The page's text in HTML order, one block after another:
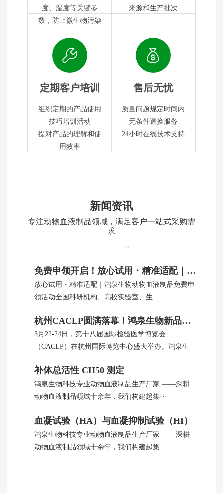
度、湿度等关键参
数，防止微生物污染
来源和生产批次
定期客户培训
组织定期的产品使用
技巧培训活动
提对产品的理解和使
用效率
售后无忧
质量问题规定时间内
无条件退换服务
24小时在线技术支持
新闻资讯
专注动物血液制品领域，满足客户一站式采购需
求
免费申领开启！放心试用・精准适配｜鸿泉生物动物血制品
放心试用・精准适配｜鸿泉生物动物血液制品免费申
领活动全国科研机构、高校实验室、生···
杭州CACLP圆满落幕！鸿泉生物新品引全球瞩目
3月22-24日，第十八届国际检验医学博览会
（CACLP）在杭州国际博览中心盛大举办。鸿泉生
补体总活性 CH50 测定
鸿泉生物科技专业动物血液制品生产厂家 ——深耕
动物血液制品领域十余年，我们构建起集···
血凝试验（HA）与血凝抑制试验（HI）
鸿泉生物科技专业动物血液制品生产厂家 ——深耕
动物血液制品领域十余年，我们构建起集···